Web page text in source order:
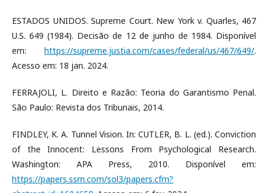
ESTADOS UNIDOS. Supreme Court. New York v. Quarles, 467
U.S. 649 (1984). Decisão de 12 de junho de 1984. Disponível
em: https://supreme.justia.com/cases/federal/us/467/649/.
Acesso em: 18 jan. 2024.
FERRAJOLI, L. Direito e Razão: Teoria do Garantismo Penal.
São Paulo: Revista dos Tribunais, 2014.
FINDLEY, K. A. Tunnel Vision. In: CUTLER, B. L. (ed.). Conviction
of the Innocent: Lessons From Psychological Research.
Washington: APA Press, 2010. Disponível em:
https://papers.ssrn.com/sol3/papers.cfm?